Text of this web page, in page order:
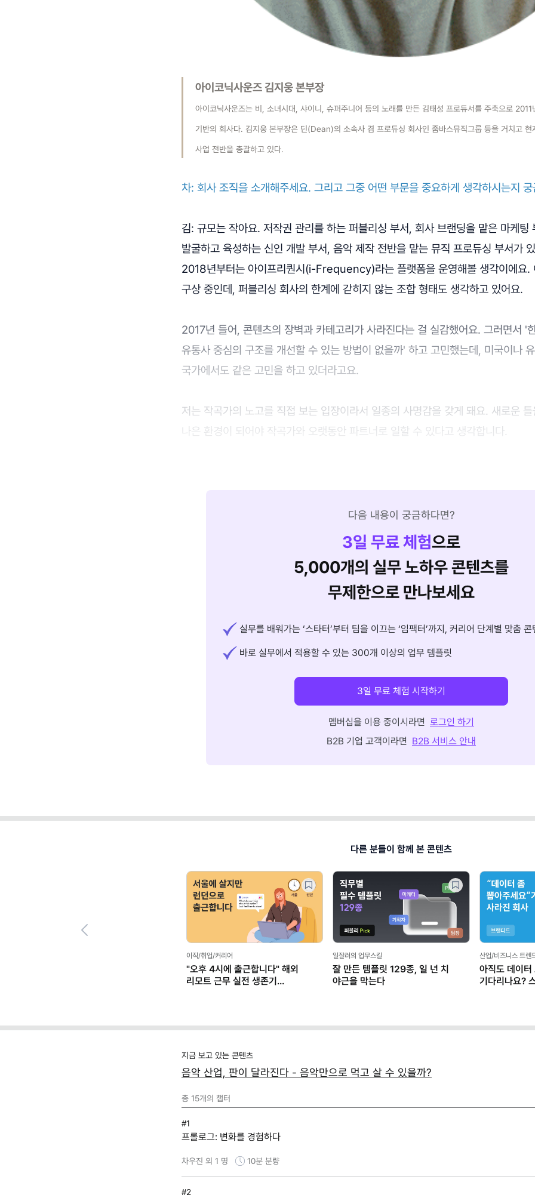
아이코닉사운즈 김지웅 본부장
아이코닉사운즈는 비, 소녀시대, 샤이니, 슈퍼주니어 등의 노래를 만든 김태성 프로듀서를 주축으로 2011
기반의 회사다. 김지웅 본부장은 딘(Dean)의 소속사 겸 프로듀싱 회사인 줌바스뮤직그룹 등을 거치고 현
사업 전반을 총괄하고 있다.
차: 회사 조직을 소개해주세요. 그리고 그중 어떤 부문을 중요하게 생각하시는지
김: 규모는 작아요. 저작권 관리를 하는 퍼블리싱 부서, 회사 브랜딩을 맡은 마케팅
발굴하고 육성하는 신인 개발 부서, 음악 제작 전반을 맡는 뮤직 프로듀싱 부서가
2018년부터는 아이프리퀀시(i-Frequency)라는 플랫폼을 운영해볼 생각이에요.
구상 중인데, 퍼블리싱 회사의 한계에 갇히지 않는 조합 형태도 생각하고 있어요.
2017년 들어, 콘텐츠의 장벽과 카테고리가 사라진다는 걸 실감했어요. 그러면서 '
유통사 중심의 구조를 개선할 수 있는 방법이 없을까' 하고 고민했는데, 미국이나
국가에서도 같은 고민을 하고 있더라고요.
저는 작곡가의 노고를 직접 보는 입장이라서 일종의 사명감을 갖게 돼요. 새로운
나은 환경이 되어야 작곡가와 오랫동안 파트너로 일할 수 있다고 생각합니다.
다음 내용이 궁금하다면?
3일 무료 체험으로
5,000개의 실무 노하우 콘텐츠를
무제한으로 만나보세요
실무를 배워가는 ‘스타터’부터 팀을 이끄는 ‘임팩터’까지, 커리어 단계별 맞춤 콘
바로 실무에서 적용할 수 있는 300개 이상의 업무 템플릿
3일 무료 체험 시작하기
멤버십을 이용 중이시라면 로그인 하기
B2B 기업 고객이라면 B2B 서비스 안내
다른 분들이 함께 본 콘텐츠
이직/취업/커리어
"오후 4시에 출근합니다" 해외
리모트 근무 실전 생존기
일잘러의 업무스킬
잘 만든 템플릿 129종, 일 년 치
야근을 막는다
산업/비즈니스 트렌
아직도 데이터
기다리나요?
지금 보고 있는 콘텐츠
음악 산업, 판이 달라진다 - 음악만으로 먹고 살 수 있을까?
총 15개의 챕터
#1
프롤로그: 변화를 경험하다
차우진 외 1 명 10분 분량
#2